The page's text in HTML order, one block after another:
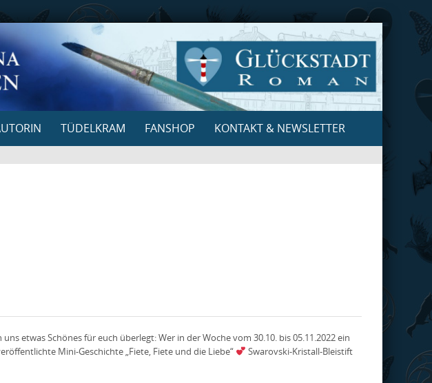
TÜDELKRAM FANSHOP KONTAKT & NEWSLETTER
etwas Schönes für euch überlegt: Wer in der Woche vom 30.10. bis 05.11.2022 ein
Mini-Geschichte „Fiete, Fiete und die Liebe“
Swarovski-Kristall-Bleistift